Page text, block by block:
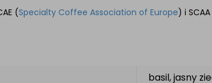
(Specialty Coffee Association of Europe) i
basil, jasny